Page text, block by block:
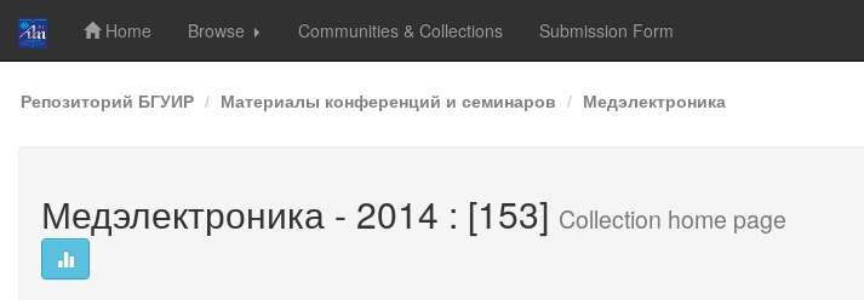
Skip
navigation
Home Browse Communities & Collections Submission Form
Репозиторий БГУИР Материалы конференций и семинаров Медэлектроника
Медэлектроника - 2014 : [153] Collection home page